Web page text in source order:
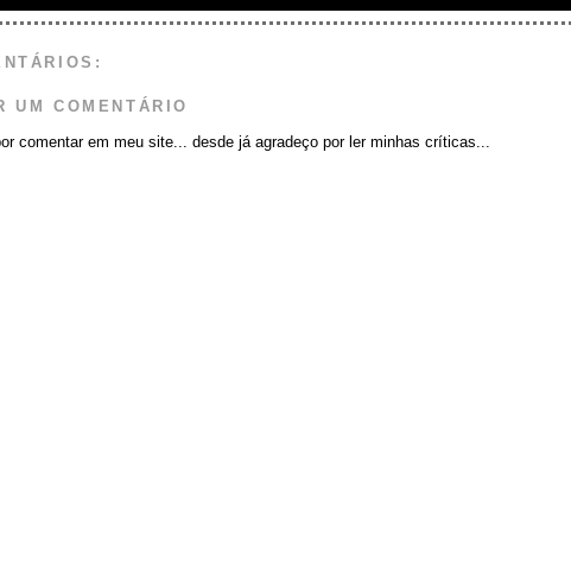
UM COMENTÁRIO
comentar em meu site... desde já agradeço por ler minhas críticas...